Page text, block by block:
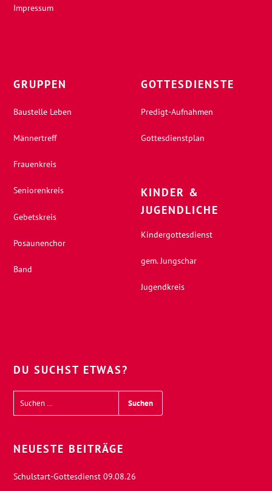
Impressum
GRUPPEN
Baustelle Leben
Männertreff
Frauenkreis
Seniorenkreis
Gebetskreis
Posaunenchor
Band
GOTTESDIENSTE
Predigt-Aufnahmen
Gottesdienstplan
KINDER &
JUGENDLICHE
Kindergottesdienst
gem. Jungschar
Jugendkreis
DU SUCHST ETWAS?
NEUESTE BEITRÄGE
Schulstart-Gottesdienst 09.08.26